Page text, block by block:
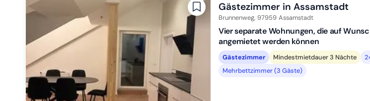
Gästezimmer in Assamstadt
Brunnenweg, 97959 Assamstadt
Vier separate Wohnungen, die auf
angemietet werden können
Gästezimmer Mindestmietdauer 3 Nächte
Mehrbettzimmer (3 Gäste)